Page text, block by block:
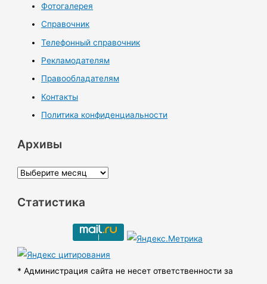
Фотогалерея
Справочник
Телефонный справочник
Рекламодателям
Правообладателям
Контакты
Политика конфиденциальности
Архивы
А
х
ы
Статистика
* Администрация сайта не несет ответственности за